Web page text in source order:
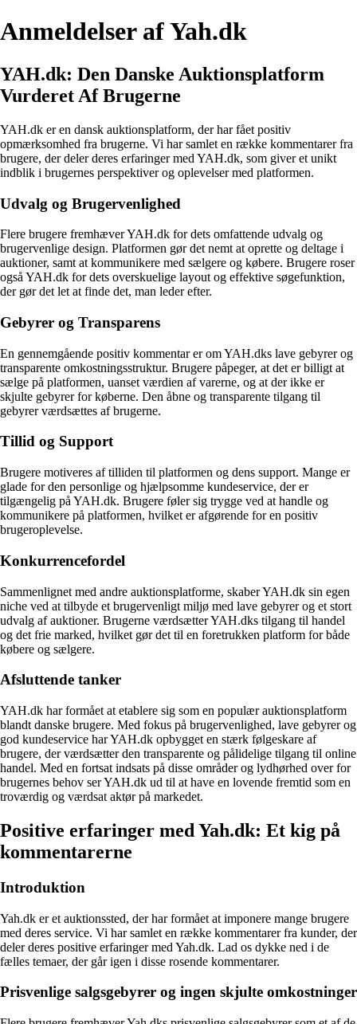
Anmeldelser af Yah.dk
YAH.dk: Den Danske Auktionsplatform
Vurderet Af Brugerne
YAH.dk er en dansk auktionsplatform, der har fået positiv
opmærksomhed fra brugerne. Vi har samlet en række kommentarer fra
brugere, der deler deres erfaringer med YAH.dk, som giver et unikt
indblik i brugernes perspektiver og oplevelser med platformen.
Udvalg og Brugervenlighed
Flere brugere fremhæver YAH.dk for dets omfattende udvalg og
brugervenlige design. Platformen gør det nemt at oprette og deltage i
auktioner, samt at kommunikere med sælgere og købere. Brugere roser
også YAH.dk for dets overskuelige layout og effektive søgefunktion,
der gør det let at finde det, man leder efter.
Gebyrer og Transparens
En gennemgående positiv kommentar er om YAH.dks lave gebyrer og
transparente omkostningsstruktur. Brugere påpeger, at det er billigt at
sælge på platformen, uanset værdien af varerne, og at der ikke er
skjulte gebyrer for køberne. Den åbne og transparente tilgang til
gebyrer værdsættes af brugerne.
Tillid og Support
Brugere motiveres af tilliden til platformen og dens support. Mange er
glade for den personlige og hjælpsomme kundeservice, der er
tilgængelig på YAH.dk. Brugere føler sig trygge ved at handle og
kommunikere på platformen, hvilket er afgørende for en positiv
brugeroplevelse.
Konkurrencefordel
Sammenlignet med andre auktionsplatforme, skaber YAH.dk sin egen
niche ved at tilbyde et brugervenligt miljø med lave gebyrer og et stort
udvalg af auktioner. Brugerne værdsætter YAH.dks tilgang til handel
og det frie marked, hvilket gør det til en foretrukken platform for både
købere og sælgere.
Afsluttende tanker
YAH.dk har formået at etablere sig som en populær auktionsplatform
blandt danske brugere. Med fokus på brugervenlighed, lave gebyrer og
god kundeservice har YAH.dk opbygget en stærk følgeskare af
brugere, der værdsætter den transparente og pålidelige tilgang til online
handel. Med en fortsat indsats på disse områder og lydhørhed over for
brugernes behov ser YAH.dk ud til at have en lovende fremtid som en
troværdig og værdsat aktør på markedet.
Positive erfaringer med Yah.dk: Et kig på
kommentarerne
Introduktion
Yah.dk er et auktionssted, der har formået at imponere mange brugere
med deres service. Vi har samlet en række kommentarer fra kunder, der
deler deres positive erfaringer med Yah.dk. Lad os dykke ned i de
fælles temaer, der går igen i disse rosende kommentarer.
Prisvenlige salgsgebyrer og ingen skjulte omkostninger